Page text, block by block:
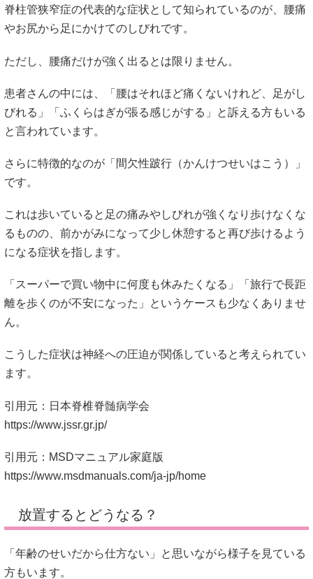
脊柱管狭窄症の代表的な症状として知られているのが、腰痛
やお尻から足にかけてのしびれです。
ただし、腰痛だけが強く出るとは限りません。
患者さんの中には、「腰はそれほど痛くないけれど、足がし
びれる」「ふくらはぎが張る感じがする」と訴える方もいる
と言われています。
さらに特徴的なのが「間欠性跛行（かんけつせいはこう）」
です。
これは歩いていると足の痛みやしびれが強くなり歩けなくな
るものの、前かがみになって少し休憩すると再び歩けるよう
になる症状を指します。
「スーパーで買い物中に何度も休みたくなる」「旅行で長距
離を歩くのが不安になった」というケースも少なくありませ
ん。
こうした症状は神経への圧迫が関係していると考えられてい
ます。
引用元：日本脊椎脊髄病学会
https://www.jssr.gr.jp/
引用元：MSDマニュアル家庭版
https://www.msdmanuals.com/ja-jp/home
放置するとどうなる？
「年齢のせいだから仕方ない」と思いながら様子を見ている
方もいます。